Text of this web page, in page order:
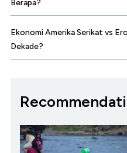
Berapa?
Ekonomi Amerika Serikat vs
Dekade?